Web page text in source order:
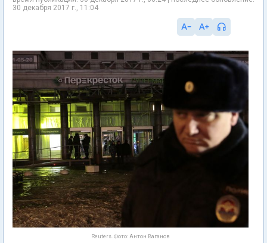
30 декабря 2017 г., 11:04
Reuters. Фото: Антон Ваганов